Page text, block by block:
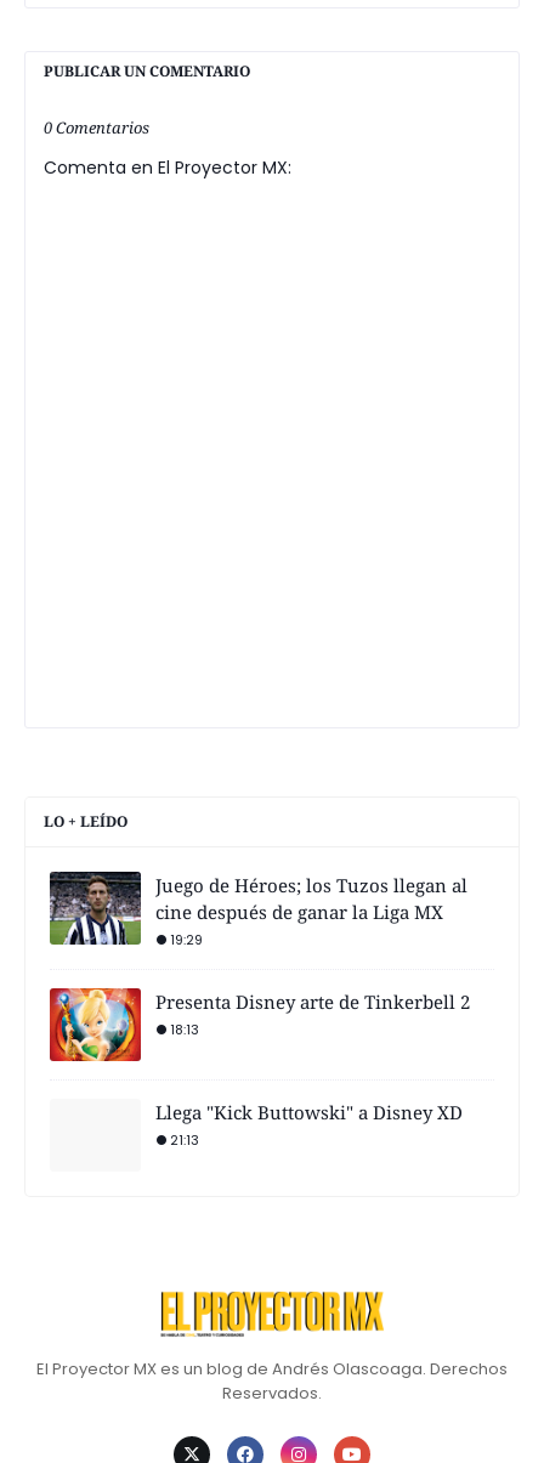
PUBLICAR UN COMENTARIO
0 Comentarios
Comenta en El Proyector MX:
LO + LEÍDO
Juego de Héroes; los Tuzos llegan al
cine después de ganar la Liga MX
19:29
Presenta Disney arte de Tinkerbell 2
18:13
Llega "Kick Buttowski" a Disney XD
21:13
El Proyector MX es un blog de Andrés Olascoaga. Derechos
Reservados.